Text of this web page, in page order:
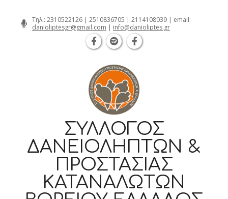
Τηλ.: 2310522126 | 2510836705 | 2114108039 | email:
danioliptesgr@gmail.com | info@danioliptes.gr
ΣΎΛΛΟΓΟΣ
ΔΑΝΕΙΟΛΗΠΤΏΝ &
ΠΡΟΣΤΑΣΊΑΣ
ΚΑΤΑΝΑΛΩΤΏΝ